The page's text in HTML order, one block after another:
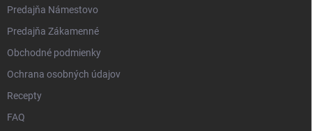
Predajňa Námestovo
Predajňa Zákamenné
Obchodné podmienky
Ochrana osobných údajov
Recepty
FAQ